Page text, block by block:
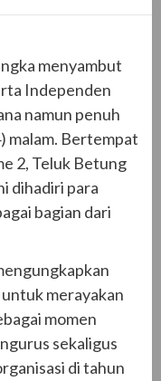
menyambut
Independen
namun penuh
malam. Bertempat
2, Teluk Betung
dihadiri para
bagian dari
merayakan
momen
sekaligus
di tahun